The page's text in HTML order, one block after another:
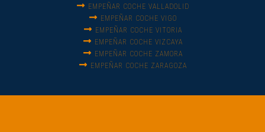
EMPEÑAR COCHE VALLADOLID
EMPEÑAR COCHE VIGO
EMPEÑAR COCHE VITORIA
EMPEÑAR COCHE VIZCAYA
EMPEÑAR COCHE ZAMORA
EMPEÑAR COCHE ZARAGOZA